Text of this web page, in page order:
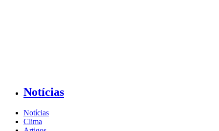
Notícias
Notícias
Clima